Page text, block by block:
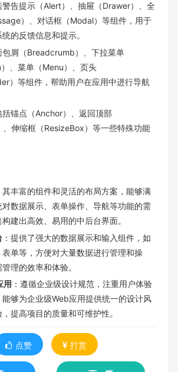
警告提示（Alert）、抽屉（Drawer）、全
）、对话框（Modal）等组件，用于
的反馈信息和提示。
包屑（Breadcrumb）、下拉菜单
）、菜单（Menu）、页头
）等组件，帮助用户在应用中进行导航
括锚点（Anchor）、返回顶部
、伸缩框（ResizeBox）等一些特殊功能
其丰富的组件和灵活的布局方案，能够满
对数据展示、表单操作、导航等功能的需
建出高效、易用的中后台界面。
：提供了强大的数据展示和输入组件，如
单等，方便对大量数据进行管理和操
理的效率和体验。
用 ：遵循企业级设计规范，注重用户体验
够为企业级Web应用提供统一的设计风
提高项目的质量和可维护性。
点赞 打赏